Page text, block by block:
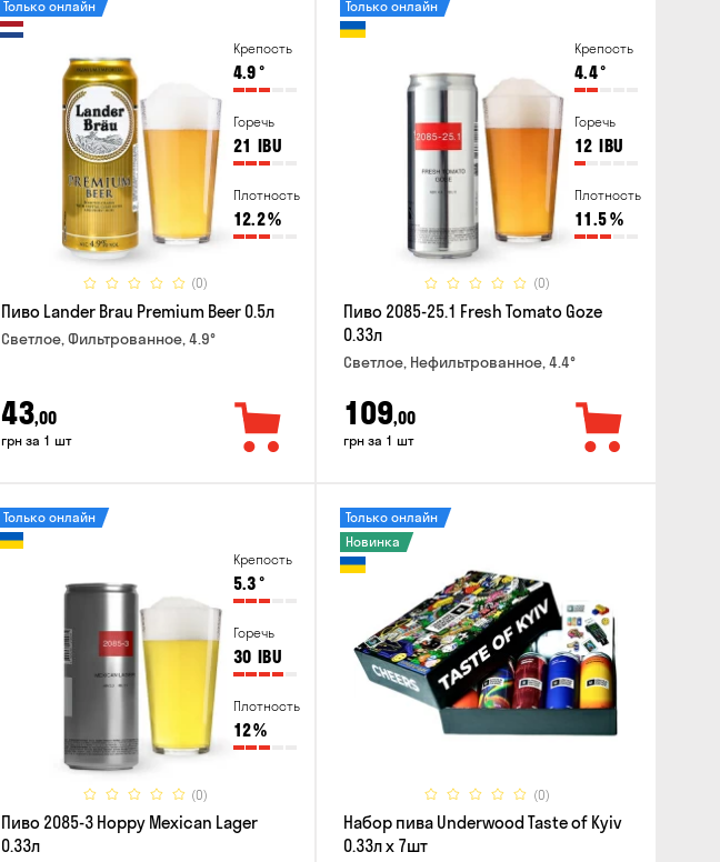
Крепость
4.9°
Горечь
21 IBU
Плотность
12.2%
(0)
Только онлайн
Пиво Lander Brau Premium Beer 0.5л
Светлое, Фильтрованное, 4.9°
43,00
грн за 1 шт
Крепость
4.4°
Горечь
12 IBU
Плотность
11.5%
(0)
Только онлайн
Пиво 2085-25.1 Fresh Tomato Goze
0.33л
Светлое, Нефильтрованное, 4.4°
109,00
грн за 1 шт
Крепость
5.3°
Горечь
30 IBU
Плотность
12%
(0)
Только онлайн
Пиво 2085-3 Hoppy Mexican Lager
0.33л
(0)
Только онлайн
Новинка
Набор пива Underwood Taste of Kyiv
0.33л x 7шт